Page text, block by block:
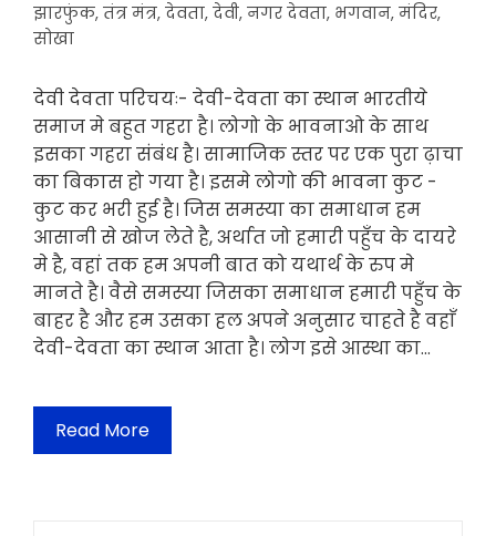
झारफुंक, तंत्र मंत्र, देवता, देवी, नगर देवता, भगवान, मंदिर,
सोखा
देवी देवता परिचयः- देवी-देवता का स्थान भारतीये
समाज मे बहुत गहरा है। लोगो के भावनाओ के साथ
इसका गहरा संबंध है। सामाजिक स्तर पर एक पुरा ढ़ाचा
का बिकास हो गया है। इसमे लोगो की भावना कुट -
कुट कर भरी हुई है। जिस समस्या का समाधान हम
आसानी से खोज लेते है, अर्थात जो हमारी पहुँच के दायरे
मे है, वहां तक हम अपनी बात को यथार्थ के रुप मे
मानते है। वैसे समस्या जिसका समाधान हमारी पहुँच के
बाहर है और हम उसका हल अपने अनुसार चाहते है वहाँ
देवी-देवता का स्थान आता है। लोग इसे आस्था का…
Read More